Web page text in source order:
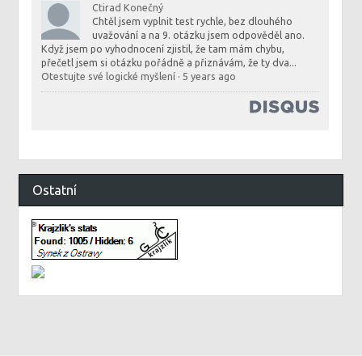
Ctirad Konečný
Chtěl jsem vyplnit test rychle, bez dlouhého
uvažování a na 9. otázku jsem odpověděl ano.
Když jsem po vyhodnocení zjistil, že tam mám chybu,
přečetl jsem si otázku pořádně a přiznávám, že ty dva...
Otestujte své logické myšlení · 5 years ago
Ostatní